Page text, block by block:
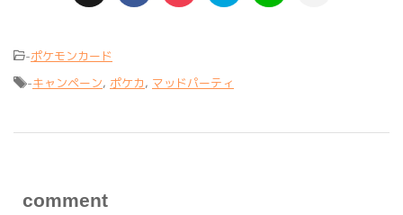
-ポケモンカード
-キャンペーン, ポケカ, マッドパーティ
comment